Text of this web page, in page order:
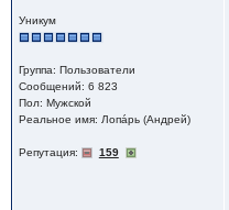
Уникум
Группа: Пользователи
Сообщений: 6 823
Пол: Мужской
Реальное имя: Лопáрь (Андрей)
Репутация: 159